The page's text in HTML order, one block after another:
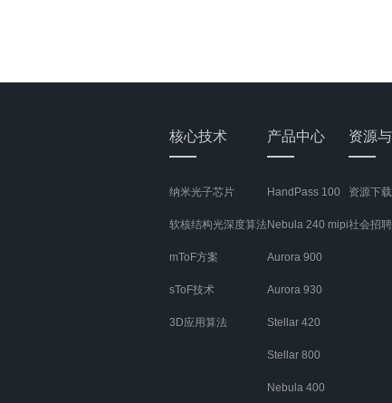
核心技术
纳米光子芯片
软核结构光深度算法
mToF方案
sToF技术
3D应用算法
产品中心
HandPass 100
Nebula 240 mipi
Aurora 900
Aurora 930
Stellar 420
Stellar 800
Nebula 400
资源
资源下载
社会招聘